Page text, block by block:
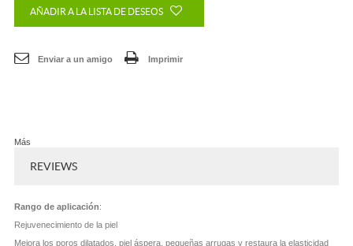
AÑADIR A LA LISTA DE DESEOS
Enviar a un amigo Imprimir
Más
REVIEWS
Rango de aplicación:
Rejuvenecimiento de la piel
Mejora los poros dilatados, piel áspera, pequeñas arrugas y restaura la elasticidad